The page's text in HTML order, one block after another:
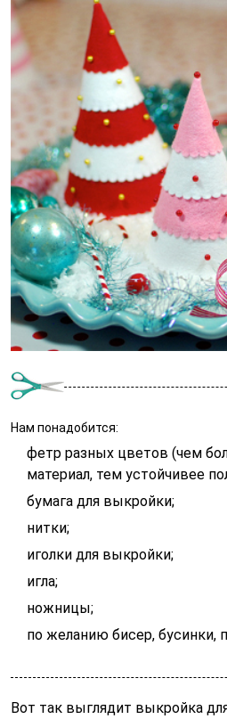
Нам понадобится:
фетр разных цветов (чем
материал, тем устойчивее
бумага для выкройки;
нитки;
иголки для выкройки;
игла;
ножницы;
по желанию бисер, бусинки,
Вот так выглядит выкройка